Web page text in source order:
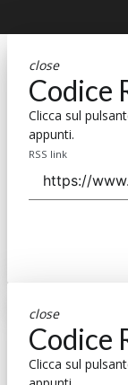
close
Codice
Clicca sul
appunti.
RSS link
close
Codice
Clicca sul